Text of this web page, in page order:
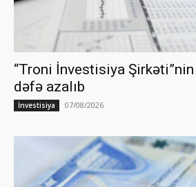
“Troni İnvestisiya
dəfə azalıb
İnvestisiya 07/08/2026